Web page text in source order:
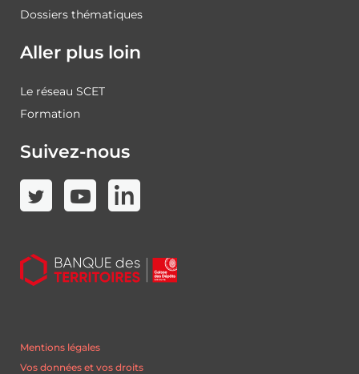
Dossiers thématiques
Aller plus loin
Le réseau SCET
Formation
Suivez-nous
Mentions légales
Vos données et vos droits